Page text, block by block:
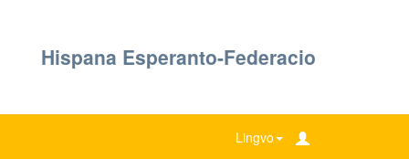
Hispana Esperanto-Federacio
Lingvo